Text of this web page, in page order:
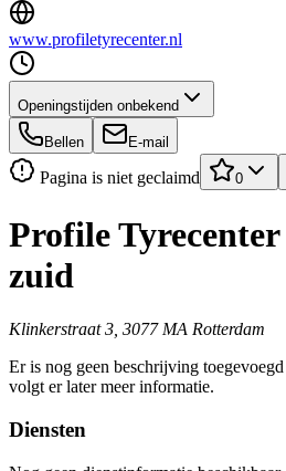
www.profiletyrecenter.nl
Openingstijden onbekend
Bellen E-mail
Pagina is niet geclaimd 0
Profile
zuid
Klinkerstraat 3, 3077 MA Rotterdam
Er is nog geen beschrijving
volgt er later meer informatie.
Diensten